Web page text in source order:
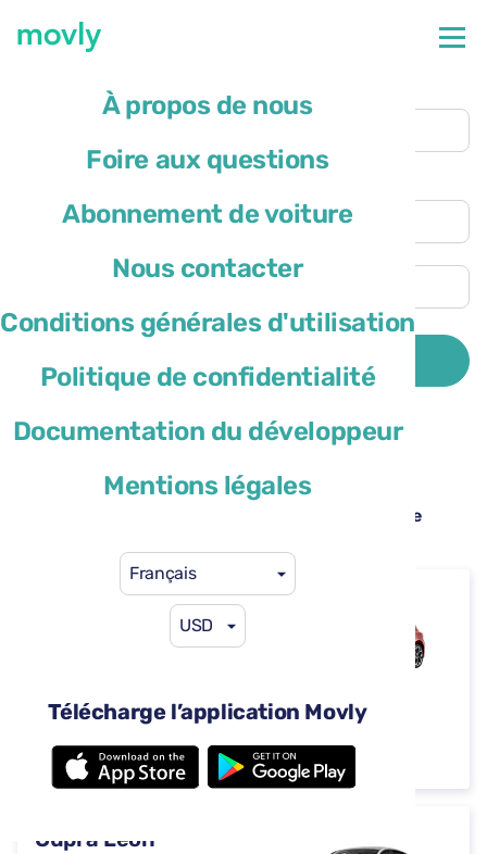
À propos de nous
Foire aux questions
Abonnement de voiture
Nous contacter
Conditions générales d'utilisation
Politique de confidentialité
Documentation du développeur
Mentions légales
Français
USD
Télécharge l’application Movly
Agence de retrait
Lieu de restitution différent
Le pays de résidence du conducteur est
Voitures de location disponibles à l’aéroport de
Ford Focus
4 portes
5 sièges
par jour
Cupra Leon